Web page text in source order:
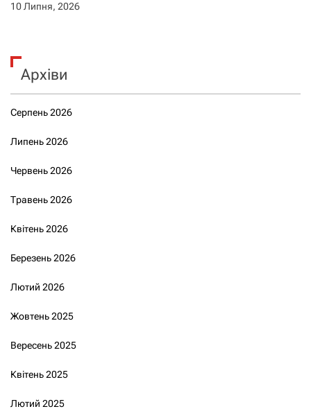
10 Липня, 2026
Архіви
Серпень 2026
Липень 2026
Червень 2026
Травень 2026
Квітень 2026
Березень 2026
Лютий 2026
Жовтень 2025
Вересень 2025
Квітень 2025
Лютий 2025